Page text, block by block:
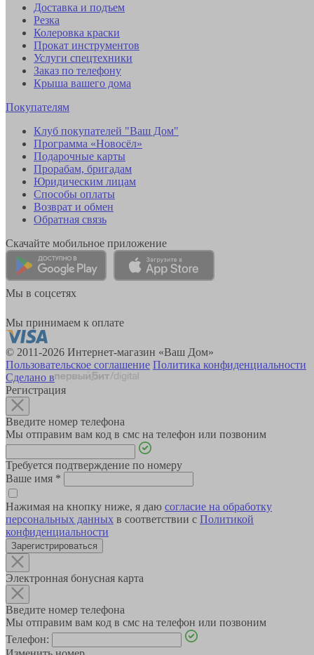
Доставка и подъем
Резка
Колеровка краски
Прокат инструментов
Услуги спецтехники
Заказ по телефону
Крыша вашего дома
Покупателям
Клуб покупателей "Ваш Дом"
Программа «Новосёл»
Подарочные карты
Прорабам, бригадам
Юридическим лицам
Способы оплаты
Возврат и обмен
Обратная связь
Скачайте мобильное приложение
Мы в соцсетях
Мы принимаем к оплате
© 2011-2026 Интернет-магазин «Ваш Дом»
Пользовательское соглашение Политика конфиденциальности
Сделано в
Регистрация
Введите номер телефона
Мы отправим вам код в смс на телефон или позвоним
Требуется подтверждение по номеру
Ваше имя *
Нажимая на кнопку ниже, я даю согласие на обработку
персональных данных в соответствии с Политикой
конфиденциальности
Зарегистрироваться
Электронная бонусная карта
Введите номер телефона
Мы отправим вам код в смс на телефон или позвоним
Телефон: